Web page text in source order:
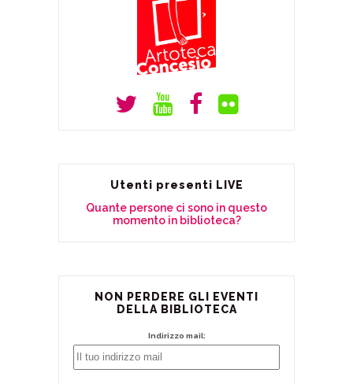
Utenti presenti LIVE
Quante persone ci sono in questo
momento in biblioteca?
NON PERDERE GLI EVENTI
DELLA BIBLIOTECA
Indirizzo mail: